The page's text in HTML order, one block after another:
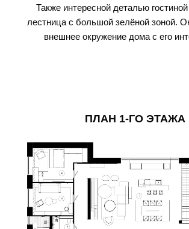
Также интересной деталью
лестница с большой зелёной зоной.
внешнее окружение дома с его
ПЛАН 1-ГО ЭТАЖА